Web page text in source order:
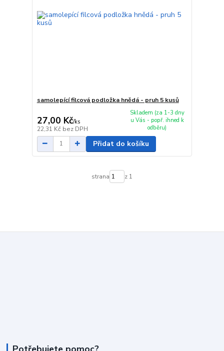
samolepící filcová podložka hnědá - pruh 5 kusů
27,00 Kč/ks
22,31 Kč bez DPH
Skladem (za 1-3 dny
u Vás - popř. ihned k
odběru)
Přidat do košíku
strana z 1